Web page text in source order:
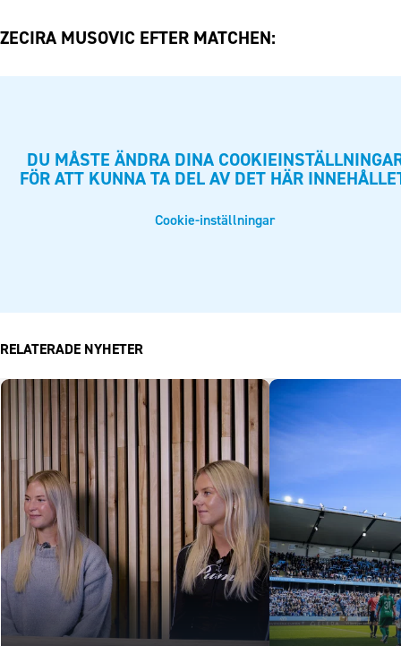
ZECIRA MUSOVIC EFTER MATCHEN:
DU MÅSTE ÄNDRA DINA
FÖR ATT KUNNA TA DEL AV DET HÄR
Cookie-inställningar
RELATERADE NYHETER